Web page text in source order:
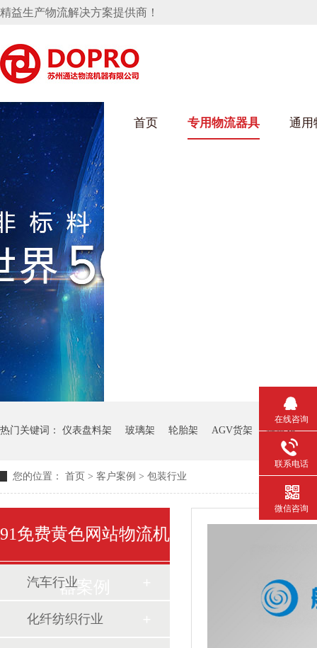
精益生产物流解决方案提供商！
首页 专用物流器具
91免费污污网站架
丝车/纺丝车
通用
乌龟车/平台车
钢板箱
货架系统
化纤纺织行业
化工行业
热门关键词： 仪表盘料架 玻璃架 轮胎架 AGV货架 钢板箱
您的位置： 首页 > 客户案例 > 包装行业
91免费黄色网站物流机
器案例
汽车行业
化纤纺织行业
在线咨询
联系电话
微信咨询